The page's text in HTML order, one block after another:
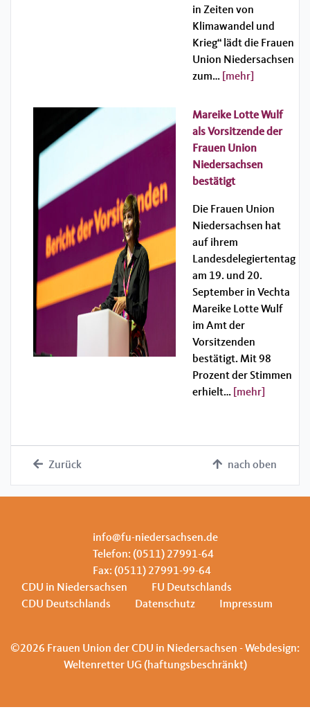
in Zeiten von
Klimawandel und
Krieg“ lädt die Frauen
Union Niedersachsen
zum… [mehr]
Mareike Lotte Wulf
als Vorsitzende der
Frauen Union
Niedersachsen
bestätigt
Die Frauen Union
Niedersachsen hat
auf ihrem
Landesdelegiertentag
am 19. und 20.
September in Vechta
Mareike Lotte Wulf
im Amt der
Vorsitzenden
bestätigt. Mit 98
Prozent der Stimmen
erhielt… [mehr]
Zurück nach oben
info@fu-niedersachsen.de
Telefon: (0511) 27991-64
Fax: (0511) 27991-99-64
CDU in Niedersachsen
FU Deutschlands
CDU Deutschlands
Datenschutz Impressum
©2026 Frauen Union der CDU in Niedersachsen - Webdesign:
Weltenretter UG (haftungsbeschränkt)